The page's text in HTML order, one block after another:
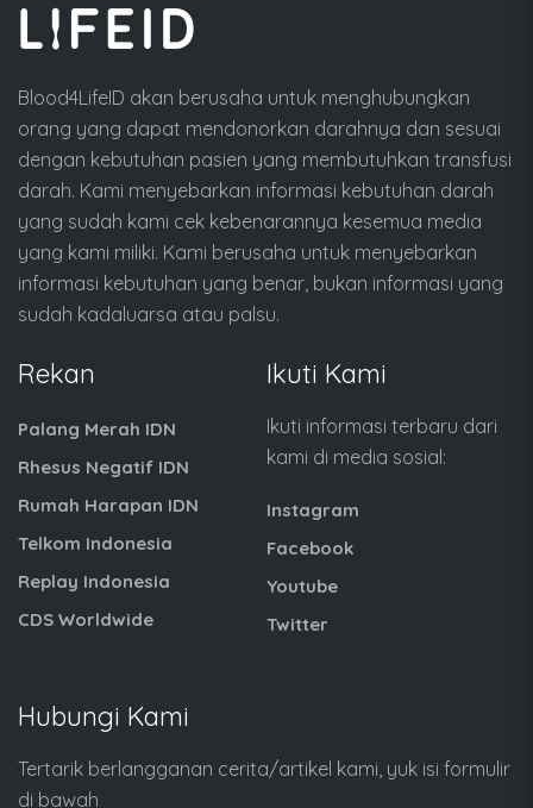
Blood4LifeID akan berusaha untuk menghubungkan
orang yang dapat mendonorkan darahnya dan sesuai
dengan kebutuhan pasien yang membutuhkan transfusi
darah. Kami menyebarkan informasi kebutuhan darah
yang sudah kami cek kebenarannya kesemua media
yang kami miliki. Kami berusaha untuk menyebarkan
informasi kebutuhan yang benar, bukan informasi yang
sudah kadaluarsa atau palsu.
Rekan
Palang Merah IDN
Rhesus Negatif IDN
Rumah Harapan IDN
Telkom Indonesia
Replay Indonesia
CDS Worldwide
Ikuti Kami
Ikuti informasi terbaru dari
kami di media sosial:
Instagram
Facebook
Youtube
Twitter
Hubungi Kami
Tertarik berlangganan cerita/artikel kami, yuk isi formulir
di bawah